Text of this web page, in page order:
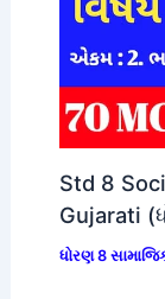
Std 8
Gujarati
ધોરણ 8